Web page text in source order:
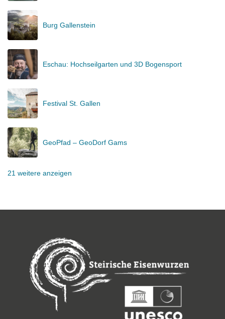
Burg Gallenstein
Eschau: Hochseilgarten und 3D Bogensport
Festival St. Gallen
GeoPfad – GeoDorf Gams
21 weitere anzeigen